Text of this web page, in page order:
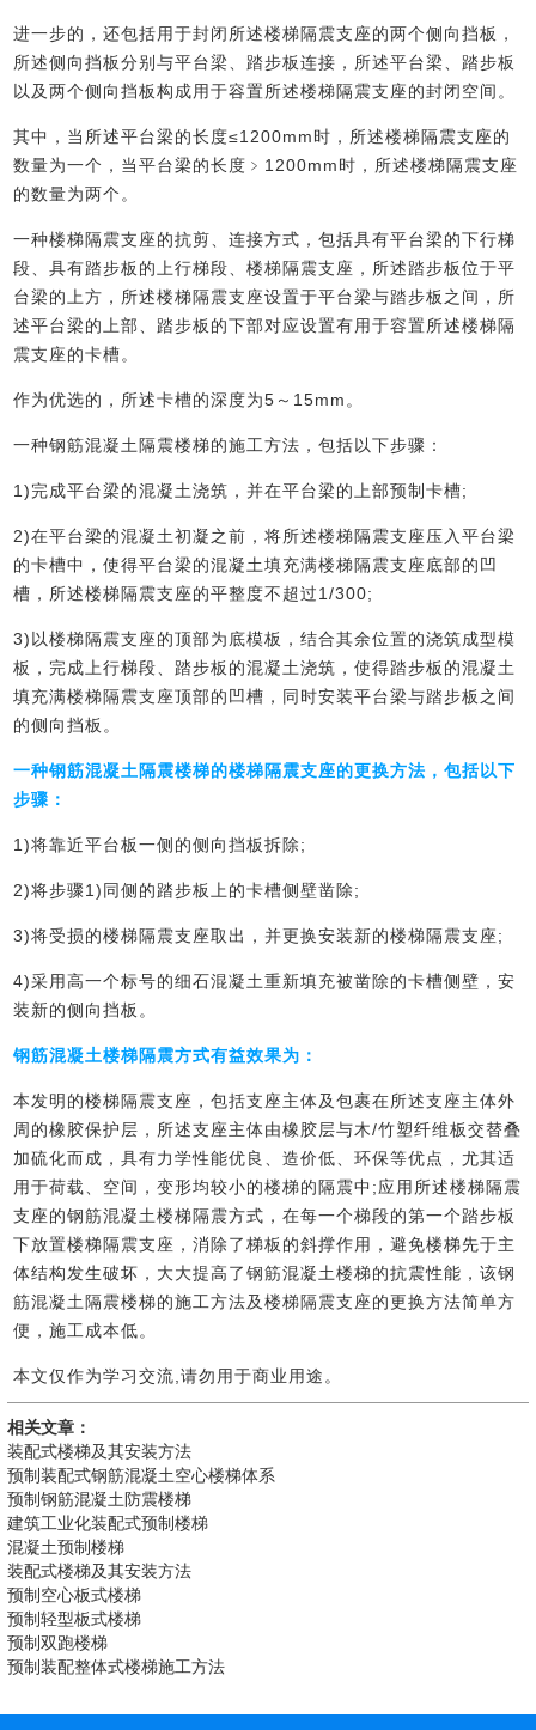
进一步的，还包括用于封闭所述楼梯隔震支座的两个侧向挡板，
所述侧向挡板分别与平台梁、踏步板连接，所述平台梁、踏步板
以及两个侧向挡板构成用于容置所述楼梯隔震支座的封闭空间。
其中，当所述平台梁的长度≤1200mm时，所述楼梯隔震支座的
数量为一个，当平台梁的长度﹥1200mm时，所述楼梯隔震支座
的数量为两个。
一种楼梯隔震支座的抗剪、连接方式，包括具有平台梁的下行梯
段、具有踏步板的上行梯段、楼梯隔震支座，所述踏步板位于平
台梁的上方，所述楼梯隔震支座设置于平台梁与踏步板之间，所
述平台梁的上部、踏步板的下部对应设置有用于容置所述楼梯隔
震支座的卡槽。
作为优选的，所述卡槽的深度为5～15mm。
一种钢筋混凝土隔震楼梯的施工方法，包括以下步骤：
1)完成平台梁的混凝土浇筑，并在平台梁的上部预制卡槽;
2)在平台梁的混凝土初凝之前，将所述楼梯隔震支座压入平台梁
的卡槽中，使得平台梁的混凝土填充满楼梯隔震支座底部的凹
槽，所述楼梯隔震支座的平整度不超过1/300;
3)以楼梯隔震支座的顶部为底模板，结合其余位置的浇筑成型模
板，完成上行梯段、踏步板的混凝土浇筑，使得踏步板的混凝土
填充满楼梯隔震支座顶部的凹槽，同时安装平台梁与踏步板之间
的侧向挡板。
一种钢筋混凝土隔震楼梯的楼梯隔震支座的更换方法，包括以下
步骤：
1)将靠近平台板一侧的侧向挡板拆除;
2)将步骤1)同侧的踏步板上的卡槽侧壁凿除;
3)将受损的楼梯隔震支座取出，并更换安装新的楼梯隔震支座;
4)采用高一个标号的细石混凝土重新填充被凿除的卡槽侧壁，安
装新的侧向挡板。
钢筋混凝土楼梯隔震方式有益效果为：
本发明的楼梯隔震支座，包括支座主体及包裹在所述支座主体外
周的橡胶保护层，所述支座主体由橡胶层与木/竹塑纤维板交替叠
加硫化而成，具有力学性能优良、造价低、环保等优点，尤其适
用于荷载、空间，变形均较小的楼梯的隔震中;应用所述楼梯隔震
支座的钢筋混凝土楼梯隔震方式，在每一个梯段的第一个踏步板
下放置楼梯隔震支座，消除了梯板的斜撑作用，避免楼梯先于主
体结构发生破坏，大大提高了钢筋混凝土楼梯的抗震性能，该钢
筋混凝土隔震楼梯的施工方法及楼梯隔震支座的更换方法简单方
便，施工成本低。
本文仅作为学习交流,请勿用于商业用途。
相关文章：
装配式楼梯及其安装方法
预制装配式钢筋混凝土空心楼梯体系
预制钢筋混凝土防震楼梯
建筑工业化装配式预制楼梯
混凝土预制楼梯
装配式楼梯及其安装方法
预制空心板式楼梯
预制轻型板式楼梯
预制双跑楼梯
预制装配整体式楼梯施工方法